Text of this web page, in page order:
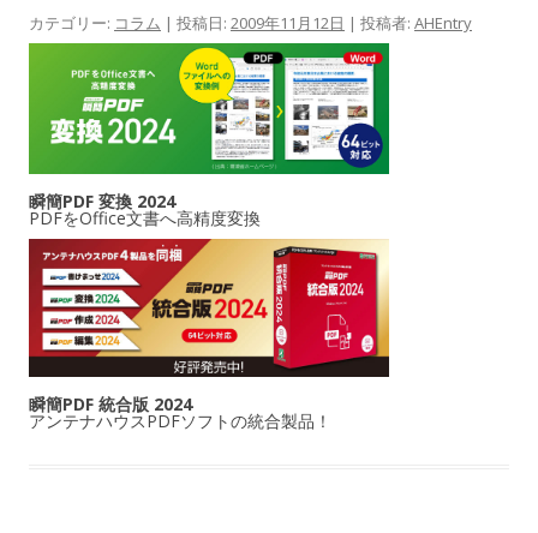
カテゴリー: コラム | 投稿日: 2009年11月12日 | 投稿者: AHEntry
瞬簡PDF 変換 2024
PDFをOffice文書へ高精度変換
瞬簡PDF 統合版 2024
アンテナハウスPDFソフトの統合製品！